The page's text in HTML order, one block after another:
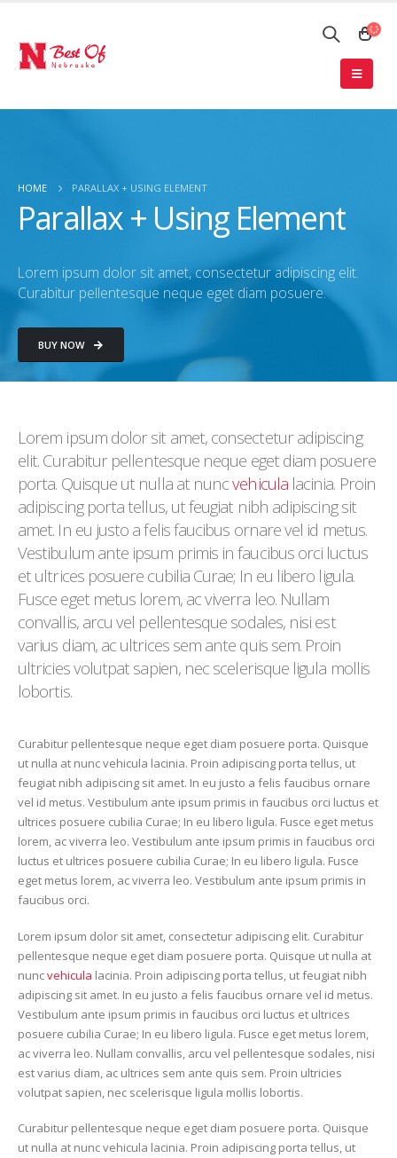
HOME PARALLAX + USING ELEMENT
Parallax + Using Element
Lorem ipsum dolor sit amet, consectetur adipiscing elit.
Curabitur pellentesque neque eget diam posuere.
BUY NOW
Lorem ipsum dolor sit amet, consectetur adipiscing
elit. Curabitur pellentesque neque eget diam posuere
porta. Quisque ut nulla at nuncvehiculalacinia. Proin
adipiscing porta tellus, ut feugiat nibh adipiscing sit
amet. In eu justo a felis faucibus ornare vel id metus.
Vestibulum ante ipsum primis in faucibus orci luctus
et ultrices posuere cubilia Curae; In eu libero ligula.
Fusce eget metus lorem, ac viverra leo. Nullam
convallis, arcu vel pellentesque sodales, nisi est
varius diam, ac ultrices sem ante quis sem. Proin
ultricies volutpat sapien, nec scelerisque ligula mollis
lobortis.
Curabitur pellentesque neque eget diam posuere porta. Quisque
ut nulla at nunc vehicula lacinia. Proin adipiscing porta tellus, ut
feugiat nibh adipiscing sit amet. In eu justo a felis faucibus ornare
vel id metus. Vestibulum ante ipsum primis in faucibus orci luctus et
ultrices posuere cubilia Curae; In eu libero ligula. Fusce eget metus
lorem, ac viverra leo. Vestibulum ante ipsum primis in faucibus orci
luctus et ultrices posuere cubilia Curae; In eu libero ligula. Fusce
eget metus lorem, ac viverra leo. Vestibulum ante ipsum primis in
faucibus orci.
Lorem ipsum dolor sit amet, consectetur adipiscing elit. Curabitur
pellentesque neque eget diam posuere porta. Quisque ut nulla at
nuncvehicula lacinia. Proin adipiscing porta tellus, ut feugiat nibh
adipiscing sit amet. In eu justo a felis faucibus ornare vel id metus.
Vestibulum ante ipsum primis in faucibus orci luctus et ultrices
posuere cubilia Curae; In eu libero ligula. Fusce eget metus lorem,
ac viverra leo. Nullam convallis, arcu vel pellentesque sodales, nisi
est varius diam, ac ultrices sem ante quis sem. Proin ultricies
volutpat sapien, nec scelerisque ligula mollis lobortis.
Curabitur pellentesque neque eget diam posuere porta. Quisque
ut nulla at nunc vehicula lacinia. Proin adipiscing porta tellus, ut